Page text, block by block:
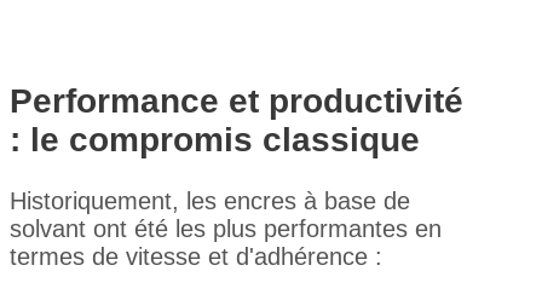
Performance et productivité
: le compromis classique
Historiquement, les encres à base de
solvant ont été les plus performantes en
termes de vitesse et d'adhérence :